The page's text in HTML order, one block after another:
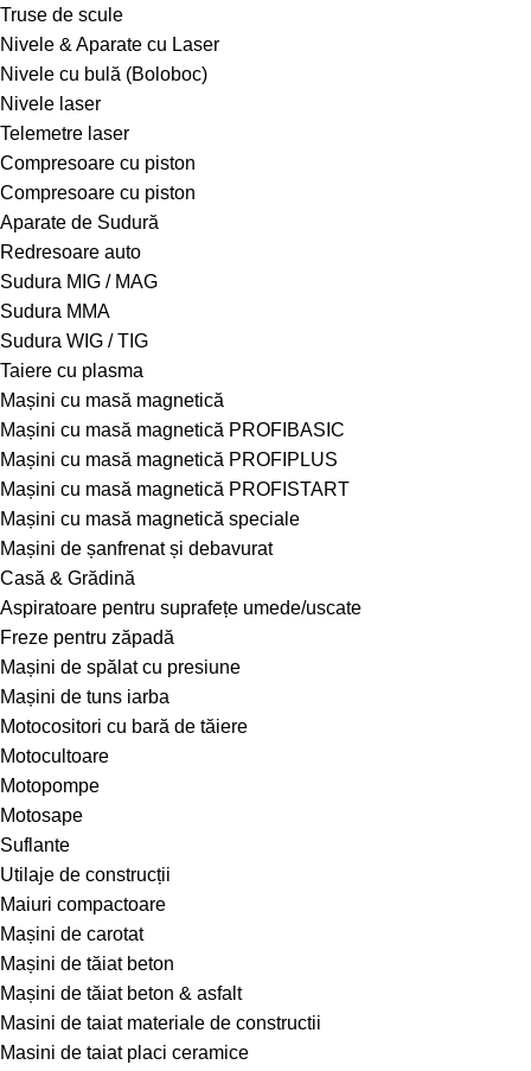
Truse de scule
Nivele & Aparate cu Laser
Nivele cu bulă (Boloboc)
Nivele laser
Telemetre laser
Compresoare cu piston
Compresoare cu piston
Aparate de Sudură
Redresoare auto
Sudura MIG / MAG
Sudura MMA
Sudura WIG / TIG
Taiere cu plasma
Mașini cu masă magnetică
Mașini cu masă magnetică PROFIBASIC
Mașini cu masă magnetică PROFIPLUS
Mașini cu masă magnetică PROFISTART
Mașini cu masă magnetică speciale
Mașini de șanfrenat și debavurat
Casă & Grădină
Aspiratoare pentru suprafețe umede/uscate
Freze pentru zăpadă
Mașini de spălat cu presiune
Mașini de tuns iarba
Motocositori cu bară de tăiere
Motocultoare
Motopompe
Motosape
Suflante
Utilaje de construcții
Maiuri compactoare
Mașini de carotat
Mașini de tăiat beton
Mașini de tăiat beton & asfalt
Masini de taiat materiale de constructii
Masini de taiat placi ceramice